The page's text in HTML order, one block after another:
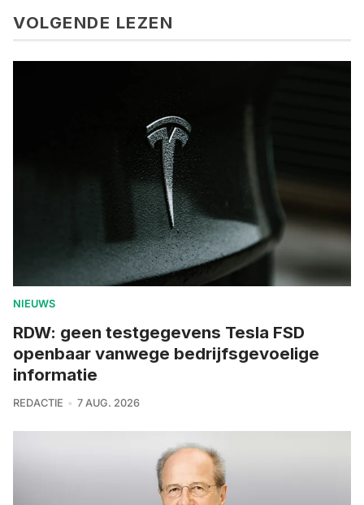
VOLGENDE LEZEN
NIEUWS
RDW: geen testgegevens Tesla FSD
openbaar vanwege bedrijfsgevoelige
informatie
REDACTIE 7 AUG. 2026